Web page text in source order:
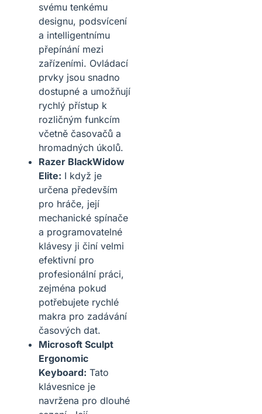
svému tenkému
designu, podsvícení
a intelligentnímu
přepínání mezi
zařízeními. Ovládací
prvky jsou snadno
dostupné a umožňují
rychlý přístup k
rozličným funkcím
včetně časovačů a
hromadných úkolů.
Razer BlackWidow
Elite: I když je
určena především
pro hráče, její
mechanické spínače
a programovatelné
klávesy ji činí velmi
efektivní pro
profesionální práci,
zejména pokud
potřebujete rychlé
makra pro zadávání
časových dat.
Microsoft Sculpt
Ergonomic
Keyboard: Tato
klávesnice je
navržena pro dlouhé